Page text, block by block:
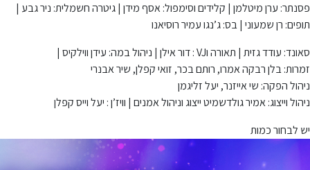
פסנתר: ערן מיטלמן | קלידים וסימפול: אסף מידן | גיטרה חשמלית: ניר גבע |
תופים: רן שמעוני | בס: ג’נגו עמיר רוסיאנו
סאונד: עודד גזית | תאורה וVJ : דור אילן | ניהול במה: עידן ווילקיס |
זמרות: בלן רבקה אמרו, רותם בכר, זואי קפלן, שיר אבנרי
ניהול הפקה: שי אייזנר, יעל זליגמן
ניהול וייצוג: אמיר גולדשמיט ייצוג וניהול אמנים | וויז’ן : יעל וייס קפלן
יש לבחור כמות